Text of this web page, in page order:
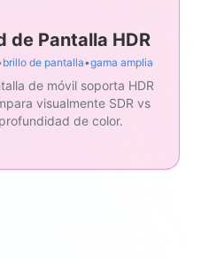
de Pantalla HDR
brillo de pantalla•gama amplia
de móvil soporta HDR
visualmente SDR vs
de color.